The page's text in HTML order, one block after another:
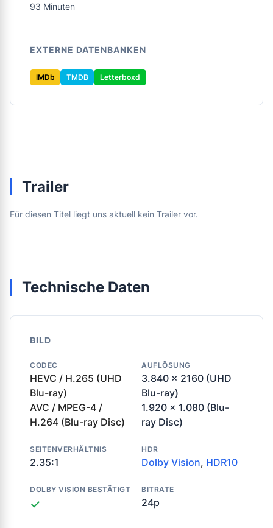
93 Minuten
EXTERNE DATENBANKEN
IMDb TMDB Letterboxd
Trailer
Für diesen Titel liegt uns aktuell kein Trailer vor.
Technische Daten
BILD
CODEC
HEVC / H.265 (UHD
Blu-ray)
AVC / MPEG-4 /
H.264 (Blu-ray Disc)
AUFLÖSUNG
3.840 x 2160 (UHD
Blu-ray)
1.920 x 1.080 (Blu-
ray Disc)
SEITENVERHÄLTNIS
2.35:1
HDR
Dolby Vision, HDR10
DOLBY VISION BESTÄTIGT
✓
BITRATE
24p